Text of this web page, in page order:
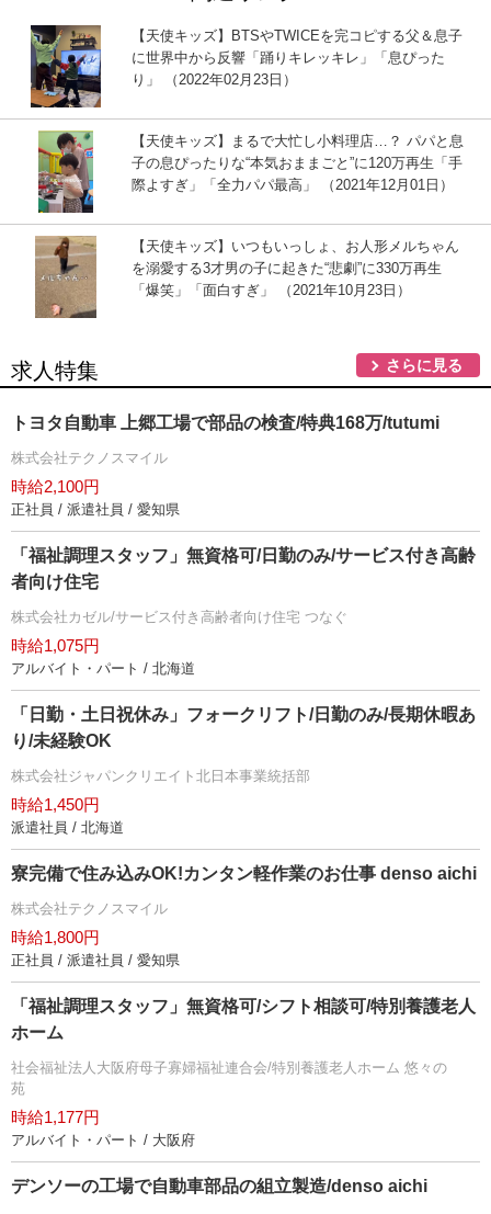
【天使キッズ】BTSやTWICEを完コピする父＆息子
に世界中から反響「踊りキレッキレ」「息ぴった
り」 （2022年02月23日）
【天使キッズ】まるで大忙し小料理店…？ パパと息
子の息ぴったりな“本気おままごと”に120万再生「手
際よすぎ」「全力パパ最高」 （2021年12月01日）
【天使キッズ】いつもいっしょ、お人形メルちゃん
を溺愛する3才男の子に起きた“悲劇”に330万再生
「爆笑」「面白すぎ」 （2021年10月23日）
求人特集 さらに見る
トヨタ自動車 上郷工場で部品の検査/特典168万/tutumi
株式会社テクノスマイル
時給2,100円
正社員 / 派遣社員 / 愛知県
「福祉調理スタッフ」無資格可/日勤のみ/サービス付き高齢
者向け住宅
株式会社カゼル/サービス付き高齢者向け住宅 つなぐ
時給1,075円
アルバイト・パート / 北海道
「日勤・土日祝休み」フォークリフト/日勤のみ/長期休暇あ
り/未経験OK
株式会社ジャパンクリエイト北日本事業統括部
時給1,450円
派遣社員 / 北海道
寮完備で住み込みOK!カンタン軽作業のお仕事 denso aichi
株式会社テクノスマイル
時給1,800円
正社員 / 派遣社員 / 愛知県
「福祉調理スタッフ」無資格可/シフト相談可/特別養護老人
ホーム
社会福祉法人大阪府母子寡婦福祉連合会/特別養護老人ホーム 悠々の
苑
時給1,177円
アルバイト・パート / 大阪府
デンソーの工場で自動車部品の組立製造/denso aichi